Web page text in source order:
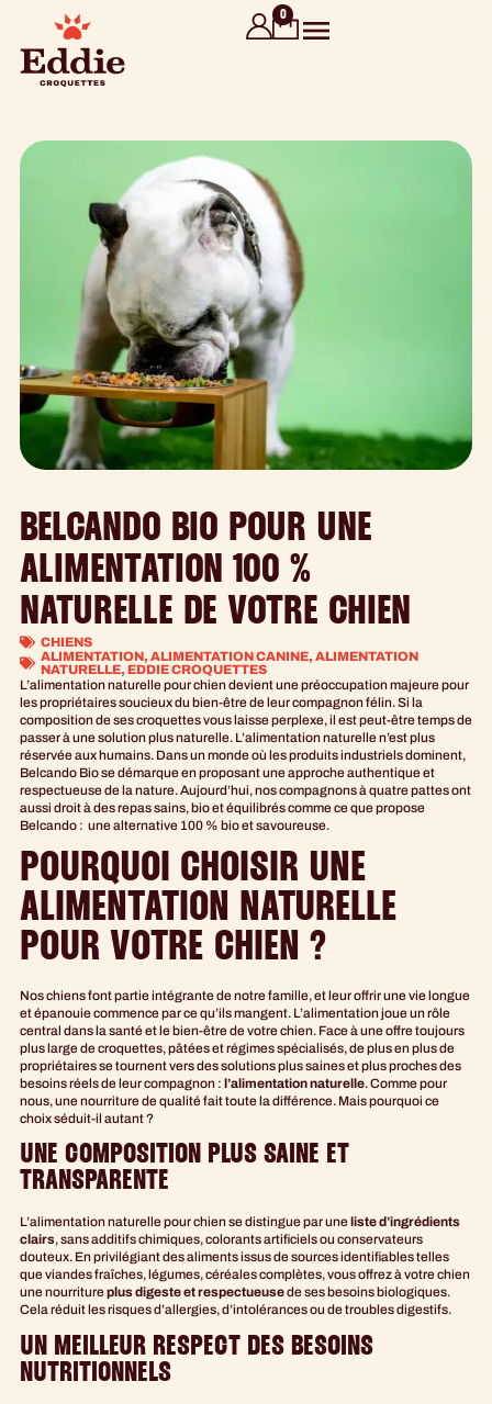
0
BELCANDO BIO POUR UNE
ALIMENTATION 100 %
NATURELLE DE VOTRE CHIEN
CHIENS
ALIMENTATION, ALIMENTATION CANINE, ALIMENTATION
NATURELLE, EDDIE CROQUETTES
L’alimentation naturelle pour chien devient une préoccupation majeure pour
les propriétaires soucieux du bien-être de leur compagnon félin. Si la
composition de ses croquettes vous laisse perplexe, il est peut-être temps de
passer à une solution plus naturelle. L’alimentation naturelle n’est plus
réservée aux humains. Dans un monde où les produits industriels dominent,
Belcando Bio se démarque en proposant une approche authentique et
respectueuse de la nature. Aujourd’hui, nos compagnons à quatre pattes ont
aussi droit à des repas sains, bio et équilibrés comme ce que propose
Belcando : une alternative 100 % bio et savoureuse.
POURQUOI CHOISIR UNE
ALIMENTATION NATURELLE
POUR VOTRE CHIEN ?
Nos chiens font partie intégrante de notre famille, et leur offrir une vie longue
et épanouie commence par ce qu’ils mangent. L’alimentation joue un rôle
central dans la santé et le bien-être de votre chien. Face à une offre toujours
plus large de croquettes, pâtées et régimes spécialisés, de plus en plus de
propriétaires se tournent vers des solutions plus saines et plus proches des
besoins réels de leur compagnon : l’alimentation naturelle. Comme pour
nous, une nourriture de qualité fait toute la différence. Mais pourquoi ce
choix séduit-il autant ?
UNE COMPOSITION PLUS SAINE ET
TRANSPARENTE
L’alimentation naturelle pour chien se distingue par une liste d’ingrédients
clairs, sans additifs chimiques, colorants artificiels ou conservateurs
douteux. En privilégiant des aliments issus de sources identifiables telles
que viandes fraîches, légumes, céréales complètes, vous offrez à votre chien
une nourritureplus digeste et respectueusede ses besoins biologiques.
Cela réduit les risques d’allergies, d’intolérances ou de troubles digestifs.
UN MEILLEUR RESPECT DES BESOINS
NUTRITIONNELS